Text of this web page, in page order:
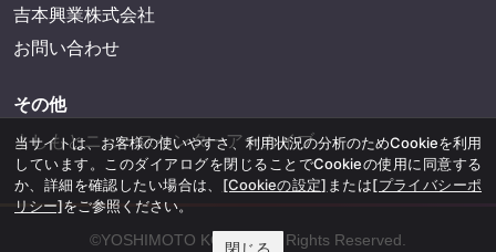
吉本興業株式会社
お問い合わせ
その他
よしもとニュースセンターアーカイブ
©YOSHIMOTO KOGYO, All Rights Reserved.
当サイトは、お客様の使いやすさ、利用状況の分析のためCookieを利用
しています。このダイアログを閉じることでCookieの使用に同意する
か、詳細を確認したい場合は、 [Cookieの設定] または[プライバシーポ
リシー]をご参照ください。